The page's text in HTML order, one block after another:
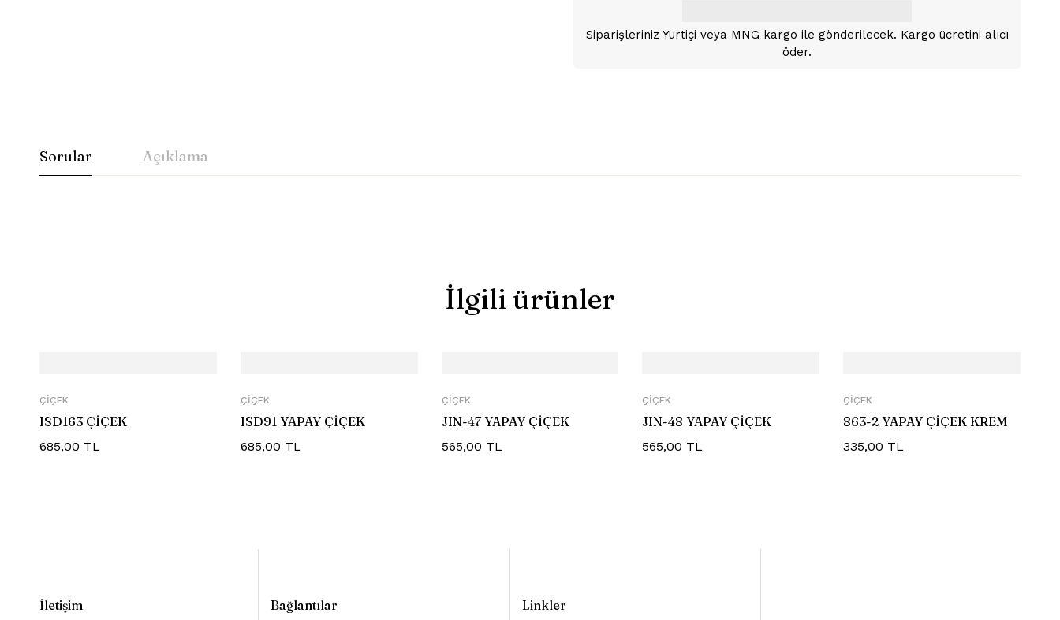
Siparişleriniz Yurtiçi veya MNG kargo ile gönderilecek. Kargo ücretini alıcı
öder.
Sorular Açıklama
İlgili ürünler
ÇIÇEK
ISD163 ÇİÇEK
685,00 TL
ÇIÇEK
ISD91 YAPAY ÇİÇEK
685,00 TL
ÇIÇEK
JIN-47 YAPAY ÇİÇEK
565,00 TL
ÇIÇEK
JIN-48 YAPAY ÇİÇEK
565,00 TL
ÇIÇEK
863-2 YAPAY ÇİÇEK KREM
335,00 TL
İletişim Bağlantılar Linkler